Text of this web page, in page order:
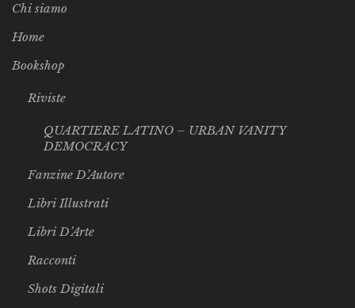
Chi siamo
Home
Bookshop
Riviste
QUARTIERE LATINO – URBAN VANITY
DEMOCRACY
Fanzine D’Autore
Libri Illustrati
Libri D’Arte
Racconti
Shots Digitali